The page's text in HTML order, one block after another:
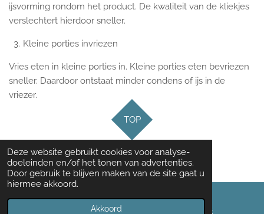
Deze website gebruikt cookies voor analyse-
doeleinden en/of het tonen van advertenties.
Door gebruik te blijven maken van de site gaat u
hiermee akkoord.
Akkoord
ijsvorming rondom het product. De kwaliteit van de kliekjes
verslechtert hierdoor sneller.
Kleine porties invriezen
Vries eten in kleine porties in. Kleine porties eten bevriezen
sneller. Daardoor ontstaat minder condens of ijs in de
vriezer.
TOP
© 2021 Opruimen met Astrid
Facebook